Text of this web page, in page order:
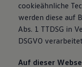
cookieähnliche
werden diese auf
Abs. 1 TTDSG in
DSGVO
Auf dieser